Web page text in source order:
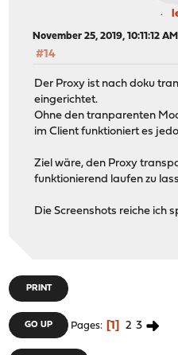
November 25, 2019, 10:11:12 AM
#14
Der Proxy ist nach doku
eingerichtet.
Ohne den tranparenten
im Client funktioniert es
Ziel wäre, den Proxy
funktionierend laufen zu
Die Screenshots reiche ich
PRINT
GO UP Pages 1 2 3